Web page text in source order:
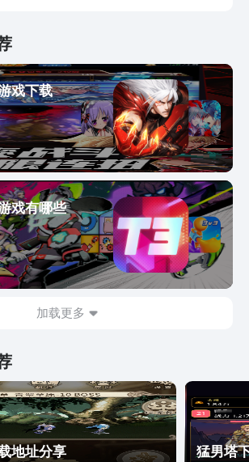
的角色和敌人都十分可爱。这也是很多
原因之一。我们在进入游戏之后首先需
，然后进入后并没有什么剧情动画。因为
都包含在了主线任务之中，我们如果想
足够高，那么需要以完成主线任务为主
面的玩法比较多，但是在一开始并不会
解锁条件一般有两个，第一个便是咱们
要求才行，第二个则是我们的主线推到一
上面这些便是剑雨九天手游下载地址在
测已经过去几天了，但是现在玩家们所
不错的。如果大家很喜欢MMORPG游
过这游戏了。
戏下载
戏有哪些
加载更多
地址分享 猛男塔